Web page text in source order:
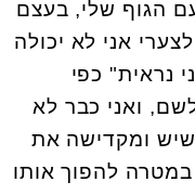
הגוף שלי, בעצם
אני לא יכולה
נראית" כפי
ואני כבר לא
ומקדישה את
להפוך אותו